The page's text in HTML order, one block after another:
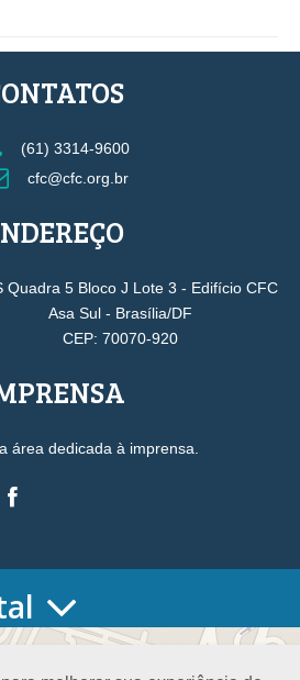
(61) 3314-9600
cfc@cfc.org.br
Quadra 5 Bloco J Lote 3 - Edifício CFC
Asa Sul - Brasília/DF
CEP: 70070-920
área dedicada à imprensa.